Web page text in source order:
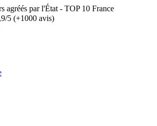
agréés par l'État - TOP 10 France
5 (+1000 avis)